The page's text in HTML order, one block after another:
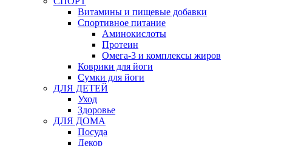
Витамины и пищевые добавки
Спортивное питание
Аминокислоты
Протеин
Омега-3 и комплексы жиров
Коврики для йоги
Сумки для йоги
ДЛЯ ДЕТЕЙ
Уход
Здоровье
ДЛЯ ДОМА
Посуда
Декор